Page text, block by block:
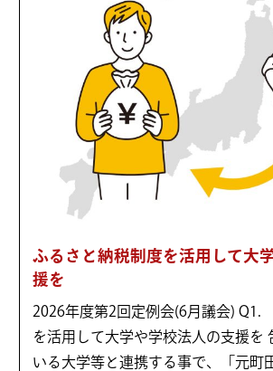
ふるさと納税制度を活用して大
援を
2026年度第2回定例会(6月議会)
を活用して大学や学校法人の支援を
いる大学等と連携する事で、「元町